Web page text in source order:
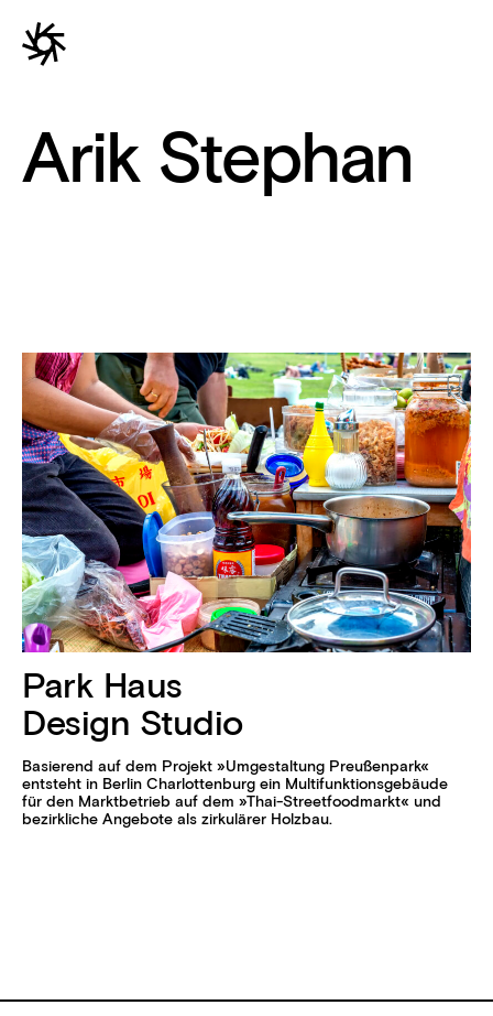
Arik Stephan
Park Haus
Design Studio
Basierend auf dem Projekt »Umgestaltung Preußen­park«
entsteht in Berlin Charlotten­burg ein Multi­funktions­gebäude
für den Markt­betrieb auf dem »Thai-Streetfoodmarkt« und
bezirkliche Angebote als zirkulärer Holzbau.